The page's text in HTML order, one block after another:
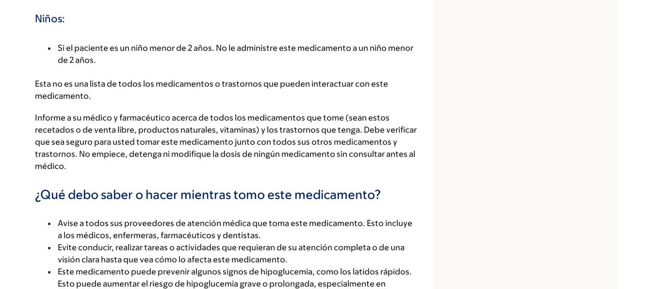
Niños:
Si el paciente es un niño menor de 2 años. No le administre este medicamento a un niño menor
de 2 años.
Esta no es una lista de todos los medicamentos o trastornos que pueden interactuar con este
medicamento.
Informe a su médico y farmacéutico acerca de todos los medicamentos que tome (sean estos
recetados o de venta libre, productos naturales, vitaminas) y los trastornos que tenga. Debe verificar
que sea seguro para usted tomar este medicamento junto con todos sus otros medicamentos y
trastornos. No empiece, detenga ni modifique la dosis de ningún medicamento sin consultar antes al
médico.
¿Qué debo saber o hacer mientras tomo este medicamento?
Avise a todos sus proveedores de atención médica que toma este medicamento. Esto incluye
a los médicos, enfermeras, farmacéuticos y dentistas.
Evite conducir, realizar tareas o actividades que requieran de su atención completa o de una
visión clara hasta que vea cómo lo afecta este medicamento.
Este medicamento puede prevenir algunos signos de hipoglucemia, como los latidos rápidos.
Esto puede aumentar el riesgo de hipoglucemia grave o prolongada, especialmente en